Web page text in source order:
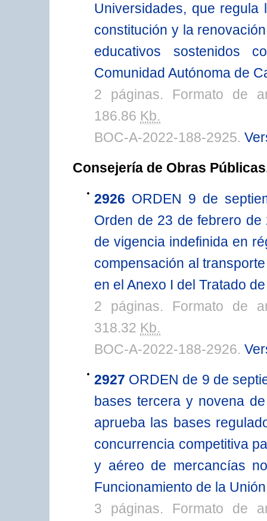
Universidades, que
constitución y la
educativos sostenidos
Comunidad Autónoma de
2 páginas. Formato de
186.86 Kb.
BOC-A-2022-188-2925.
Consejería de Obras
2926 ORDEN 9 de
Orden de 23 de febrero
de vigencia indefinida en
compensación al
en el Anexo I del Tratado
2 páginas. Formato de
318.32 Kb.
BOC-A-2022-188-2926.
2927 ORDEN de 9 de
bases tercera y novena
aprueba las bases
concurrencia competitiva
y aéreo de mercancías
Funcionamiento de la
3 páginas. Formato de